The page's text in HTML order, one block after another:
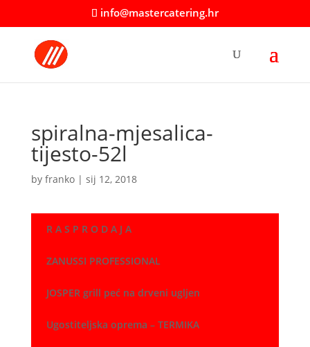
info@mastercatering.hr
spiralna-mjesalica-
tijesto-52l
by franko| sij 12, 2018
R A S P R O D A J A
ZANUSSI PROFESSIONAL
JOSPER grill peć na drveni ugljen
Ugostiteljska oprema – TERMIKA